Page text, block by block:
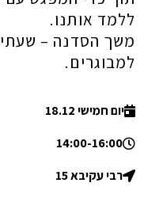
ללמד אותנו.
משך הסדנה –
למבוגרים.
יום חמישי 18.12
14:00-16:00
רבי עקיבא 15